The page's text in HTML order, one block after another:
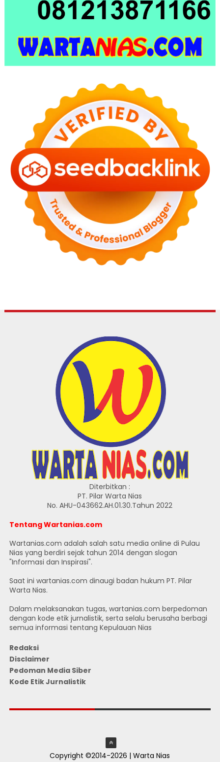
Diterbitkan :
PT. Pilar Warta Nias
No. AHU-043662.AH.01.30.Tahun 2022
Tentang Wartanias.com
Wartanias.com adalah salah satu media online di Pulau
Nias yang berdiri sejak tahun 2014 dengan slogan
"Informasi dan Inspirasi".
Saat ini wartanias.com dinaugi badan hukum PT. Pilar
Warta Nias.
Dalam melaksanakan tugas, wartanias.com berpedoman
dengan kode etik jurnalistik, serta selalu berusaha berbagi
semua informasi tentang Kepulauan Nias
Redaksi
Disclaimer
Pedoman Media Siber
Kode Etik Jurnalistik
Copyright ©2014-2026 | Warta Nias